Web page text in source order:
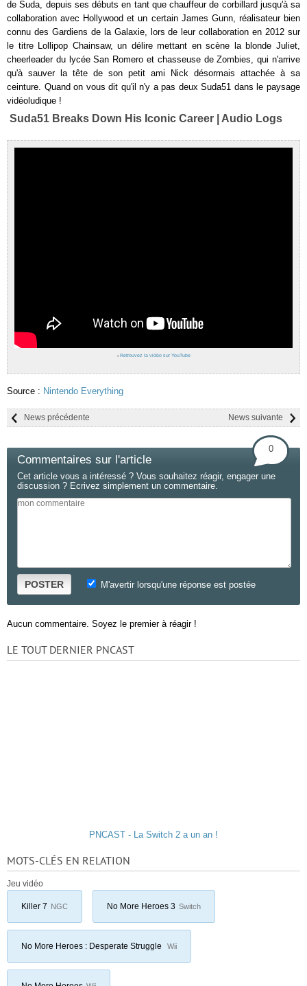
de Suda, depuis ses débuts en tant que chauffeur de corbillard jusqu'à sa
collaboration avec Hollywood et un certain James Gunn, réalisateur bien
connu des Gardiens de la Galaxie, lors de leur collaboration en 2012 sur
le titre Lollipop Chainsaw, un délire mettant en scène la blonde Juliet,
cheerleader du lycée San Romero et chasseuse de Zombies, qui n'arrive
qu'à sauver la tête de son petit ami Nick désormais attachée à sa
ceinture. Quand on vous dit qu'il n'y a pas deux Suda51 dans le paysage
vidéoludique !
Suda51 Breaks Down His Iconic Career | Audio Logs
› Retrouvez la vidéo sur YouTube
Source : Nintendo Everything
News suivante
News précédente
Commentaires sur l'article
0
Cet article vous a intéressé ? Vous souhaitez réagir, engager une
discussion ? Ecrivez simplement un commentaire.
POSTER M'avertir lorsqu'une réponse est postée
Aucun commentaire. Soyez le premier à réagir !
LE TOUT DERNIER PNCAST
PNCAST - La Switch 2 a un an !
MOTS-CLÉS EN RELATION
Jeu vidéo
Killer 7 NGC No More Heroes 3 Switch
No More Heroes : Desperate Struggle Wii